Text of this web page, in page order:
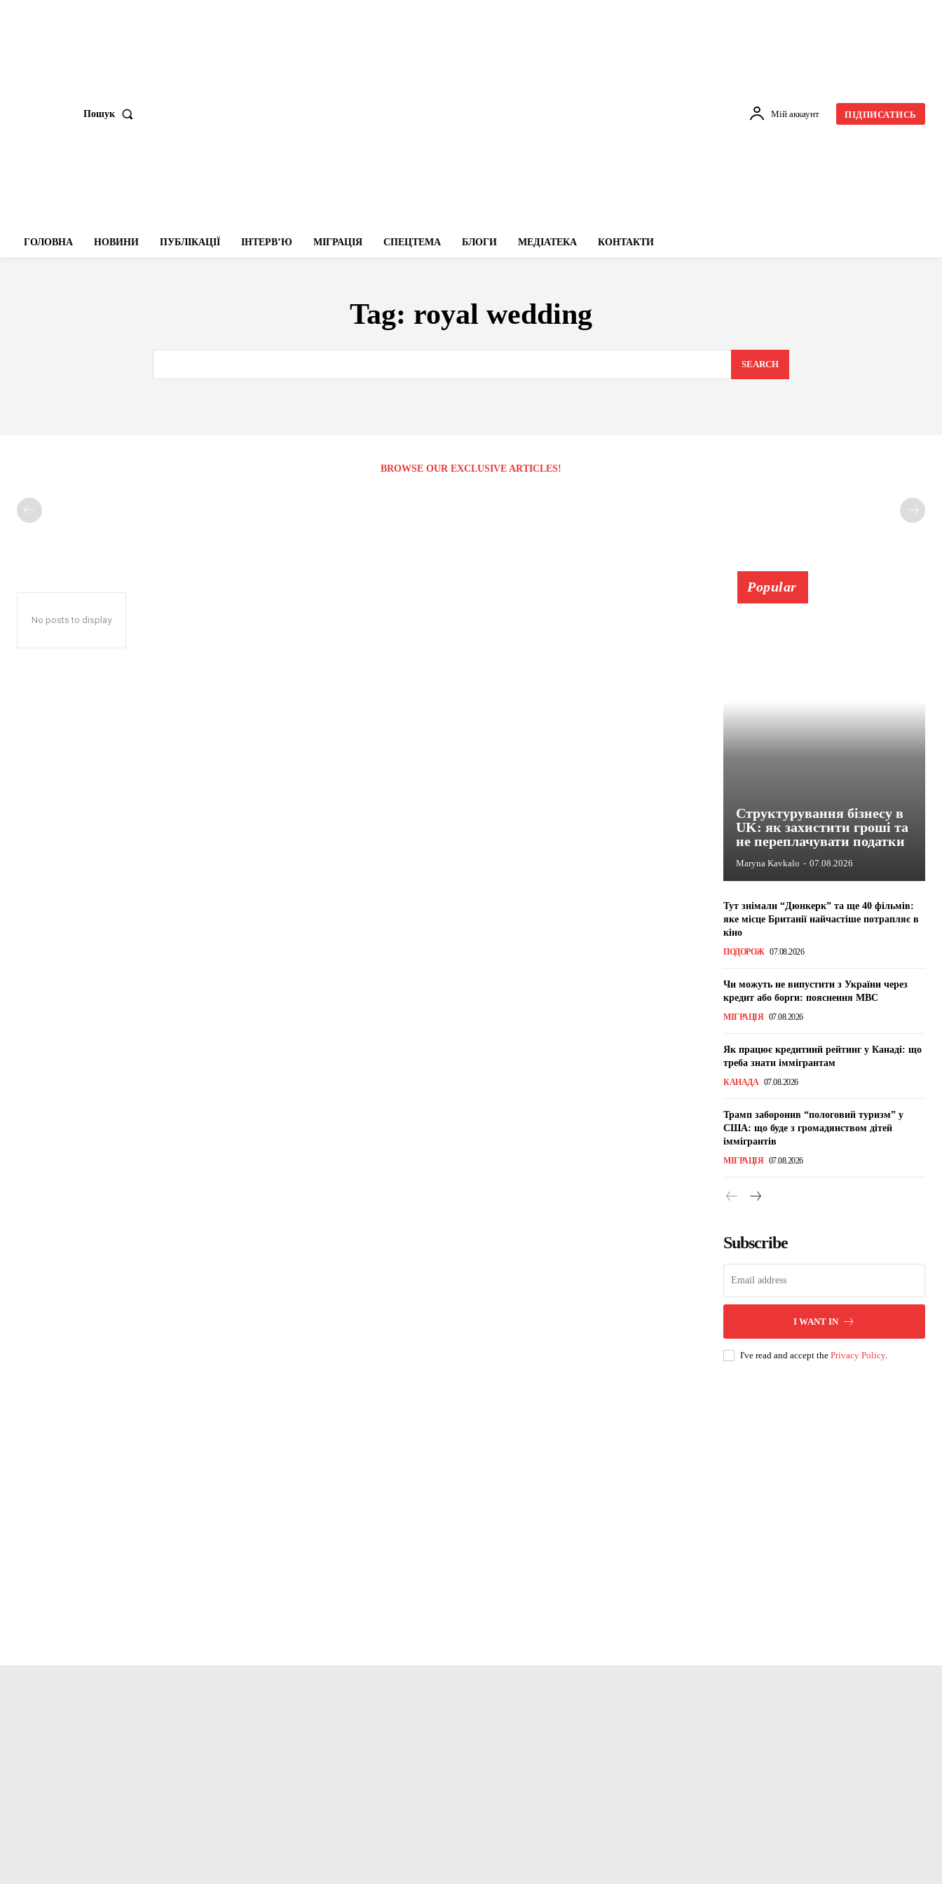
Пошук Мій аккаунт ПІДПИСАТИСЬ
ГОЛОВНА НОВИНИ ПУБЛІКАЦІЇ ІНТЕРВʼЮ МІГРАЦІЯ СПЕЦТЕМА БЛОГИ МЕДІАТЕКА КОНТАКТИ
Tag: royal wedding
SEARCH
BROWSE OUR EXCLUSIVE ARTICLES!
No posts to display
Popular
Структурування бізнесу в
UK: як захистити гроші та
не переплачувати податки
Maryna Kavkalo - 07.08.2026
Тут знімали “Дюнкерк” та ще 40 фільмів:
яке місце Британії найчастіше потрапляє в
кіно
ПОДОРОЖ 07.08.2026
Чи можуть не випустити з України через
кредит або борги: пояснення МВС
МІГРАЦІЯ 07.08.2026
Як працює кредитний рейтинг у Канаді: що
треба знати іммігрантам
КАНАДА 07.08.2026
Трамп заборонив “пологовий туризм” у
США: що буде з громадянством дітей
іммігрантів
МІГРАЦІЯ 07.08.2026
Subscribe
I WANT IN
I've read and accept the Privacy Policy.